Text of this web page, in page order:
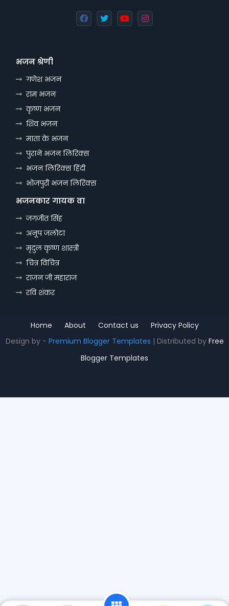
भजन श्रेणी
गणेश भजन
राम भजन
कृष्ण भजन
शिव भजन
माता के भजन
पुराने भजन लिरिक्स
भजन लिरिक्स हिंदी
भोजपुरी भजन लिरिक्स
भजनकार गायक वा
जगजीत सिंह
अनूप जलोटा
मृदुल कृष्ण शास्त्री
चित्र विचित्र
राजन जी महाराज
रवि शंकर
Home About Contact us
Privacy Policy
Design by - Premium Blogger Templates | Distributed by Free
Blogger Templates